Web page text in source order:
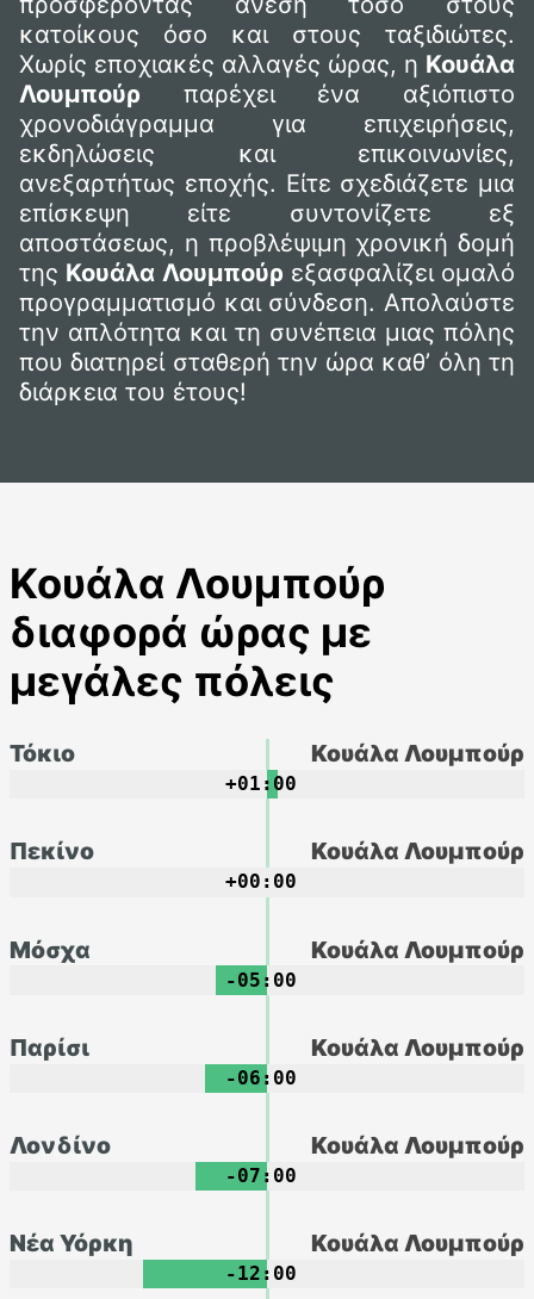
κατοίκους όσο και στους ταξιδιώτες.
Χωρίς εποχιακές αλλαγές ώρας, η Κουάλα
Λουμπούρ παρέχει ένα αξιόπιστο
χρονοδιάγραμμα για επιχειρήσεις,
εκδηλώσεις και επικοινωνίες,
ανεξαρτήτως εποχής. Είτε σχεδιάζετε μια
επίσκεψη είτε συντονίζετε εξ
αποστάσεως, η προβλέψιμη χρονική δομή
της Κουάλα Λουμπούρ εξασφαλίζει ομαλό
προγραμματισμό και σύνδεση. Απολαύστε
την απλότητα και τη συνέπεια μιας πόλης
που διατηρεί σταθερή την ώρα καθ’ όλη τη
διάρκεια του έτους!
Κουάλα Λουμπούρ
διαφορά ώρας με
μεγάλες πόλεις
Κουάλα Λουμπούρ
Τόκιο
+01:00
Κουάλα Λουμπούρ
Πεκίνο
+00:00
Κουάλα Λουμπούρ
Μόσχα
-05:00
Κουάλα Λουμπούρ
Παρίσι
-06:00
Κουάλα Λουμπούρ
Λονδίνο
-07:00
Κουάλα Λουμπούρ
Νέα Υόρκη
-12:00